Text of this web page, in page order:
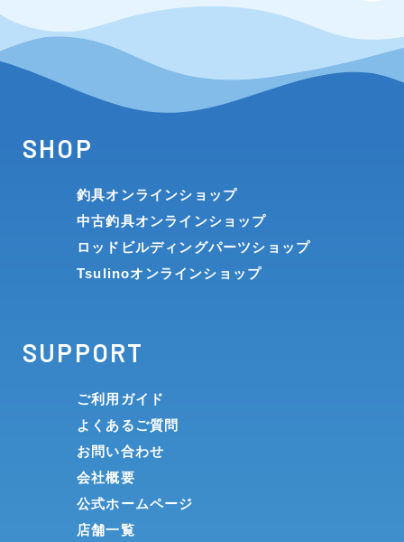
SHOP
釣具オンラインショップ
中古釣具オンラインショップ
ロッドビルディングパーツショップ
Tsulinoオンラインショップ
SUPPORT
ご利用ガイド
よくあるご質問
お問い合わせ
会社概要
公式ホームページ
店舗一覧